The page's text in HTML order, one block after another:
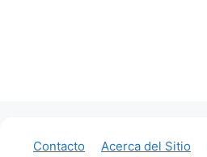
Contacto Acerca del Sitio